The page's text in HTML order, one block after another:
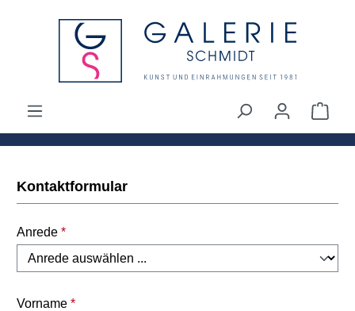
springen
Kontaktformular
Anrede *
Vorname *